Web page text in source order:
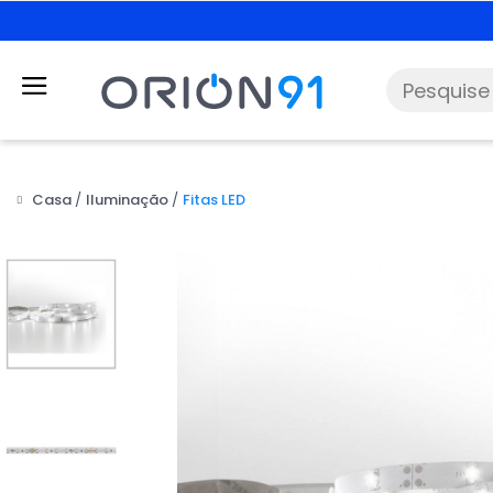
Casa Iluminação Fitas LED